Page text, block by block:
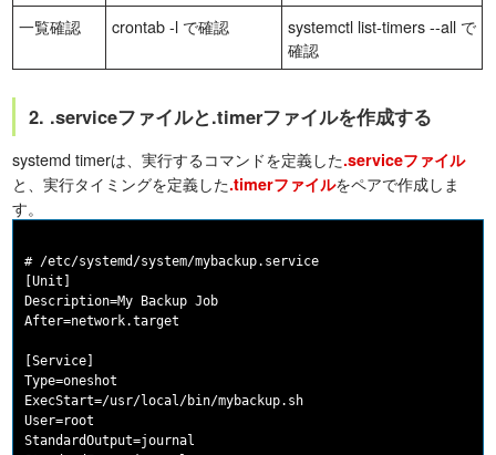
一覧確認
crontab -l で確認
systemctl list-timers --all で
確認
2. .serviceファイルと.timerファイルを作成する
systemd timerは、実行するコマンドを定義した.serviceファイル
と、実行タイミングを定義した.timerファイルをペアで作成しま
す。
# /etc/systemd/system/mybackup.service
[Unit]
Description=My Backup Job
After=network.target
[Service]
Type=oneshot
ExecStart=/usr/local/bin/mybackup.sh
User=root
StandardOutput=journal